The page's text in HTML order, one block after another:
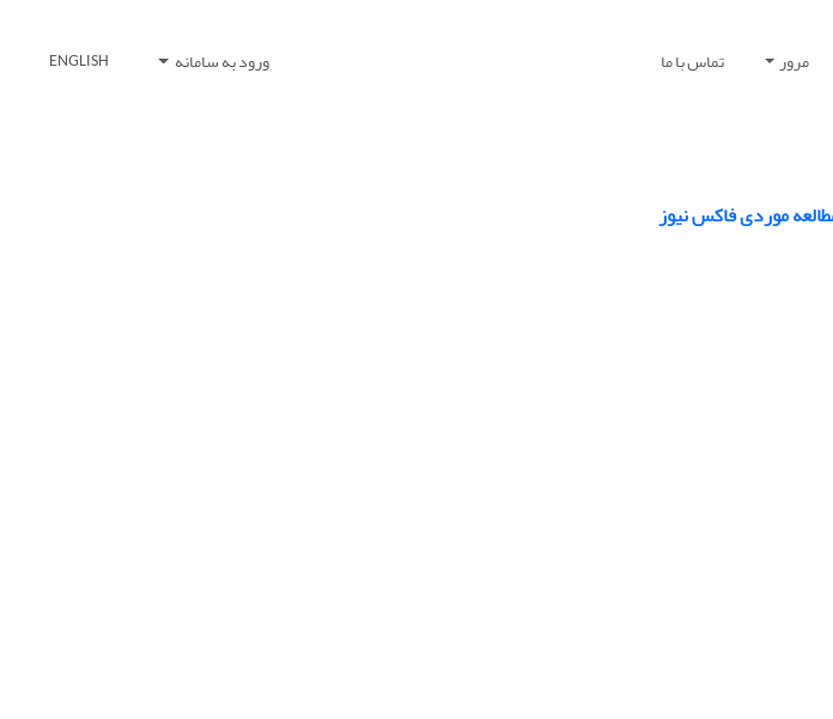
مرور تماس با ما ورود به سامانه ENGLISH
موردی فاکس نیوز